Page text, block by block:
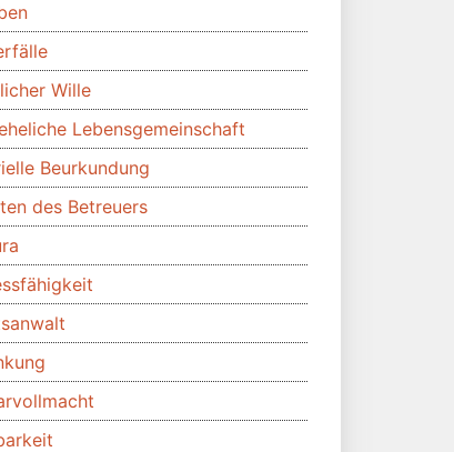
Wille
Lebensgemeinschaft
Beurkundung
des Betreuers